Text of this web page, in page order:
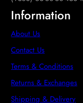
Information
About Us
Contact Us
Terms & Conditions
Returns & Exchanges
Shipping & Delivery